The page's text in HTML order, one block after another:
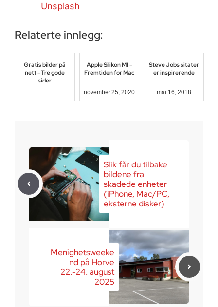
Unsplash
Relaterte innlegg:
Gratis bilder på
nett - Tre gode
sider
Apple Silikon M1 -
Fremtiden for Mac
november 25, 2020
Steve Jobs sitater
er inspirerende
mai 16, 2018
Slik får du tilbake
bildene fra
skadede enheter
(iPhone, Mac/PC,
eksterne disker)
Menighetsweeke
nd på Horve
22.-24. august
2025